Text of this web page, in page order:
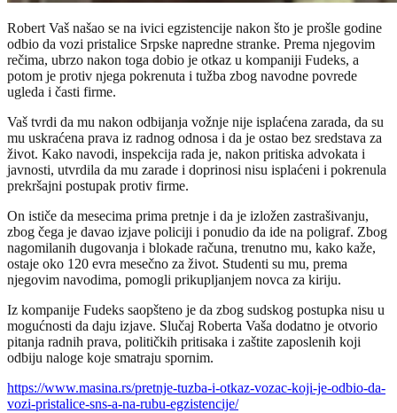
Robert Vaš našao se na ivici egzistencije nakon što je prošle godine
odbio da vozi pristalice Srpske napredne stranke. Prema njegovim
rečima, ubrzo nakon toga dobio je otkaz u kompaniji Fudeks, a
potom je protiv njega pokrenuta i tužba zbog navodne povrede
ugleda i časti firme.
Vaš tvrdi da mu nakon odbijanja vožnje nije isplaćena zarada, da su
mu uskraćena prava iz radnog odnosa i da je ostao bez sredstava za
život. Kako navodi, inspekcija rada je, nakon pritiska advokata i
javnosti, utvrdila da mu zarade i doprinosi nisu isplaćeni i pokrenula
prekršajni postupak protiv firme.
On ističe da mesecima prima pretnje i da je izložen zastrašivanju,
zbog čega je davao izjave policiji i ponudio da ide na poligraf. Zbog
nagomilanih dugovanja i blokade računa, trenutno mu, kako kaže,
ostaje oko 120 evra mesečno za život. Studenti su mu, prema
njegovim navodima, pomogli prikupljanjem novca za kiriju.
Iz kompanije Fudeks saopšteno je da zbog sudskog postupka nisu u
mogućnosti da daju izjave. Slučaj Roberta Vaša dodatno je otvorio
pitanja radnih prava, političkih pritisaka i zaštite zaposlenih koji
odbiju naloge koje smatraju spornim.
https://www.masina.rs/pretnje-tuzba-i-otkaz-vozac-koji-je-odbio-da-
vozi-pristalice-sns-a-na-rubu-egzistencije/